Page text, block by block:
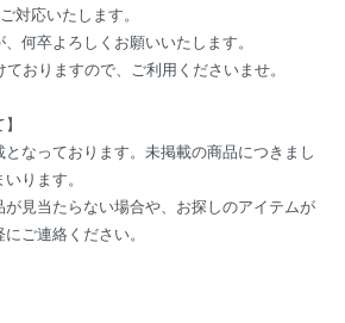
対応いたします。
何卒よろしくお願いいたします。
おりますので、ご利用くださいませ。
なっております。未掲載の商品につきまし
ります。
見当たらない場合や、お探しのアイテムが
ご連絡ください。